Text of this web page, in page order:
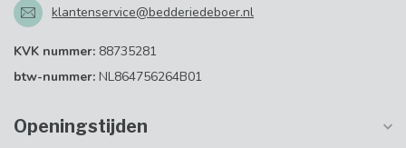
klantenservice@bedderiedeboer.nl
KVK nummer: 88735281
btw-nummer: NL864756264B01
Openingstijden